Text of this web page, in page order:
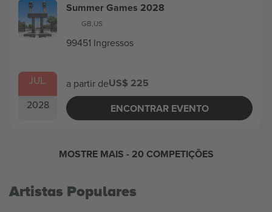
JUL.
2028
Summer Games 2028
GB,US
99451 Ingressos
a partir deUS$ 225
ENCONTRAR EVENTO
MOSTRE MAIS - 20 COMPETIÇÕES
Artistas Populares